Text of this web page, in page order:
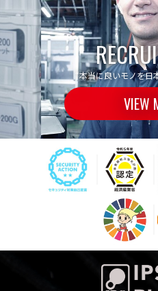
“本当に良いモノを日
VIEW